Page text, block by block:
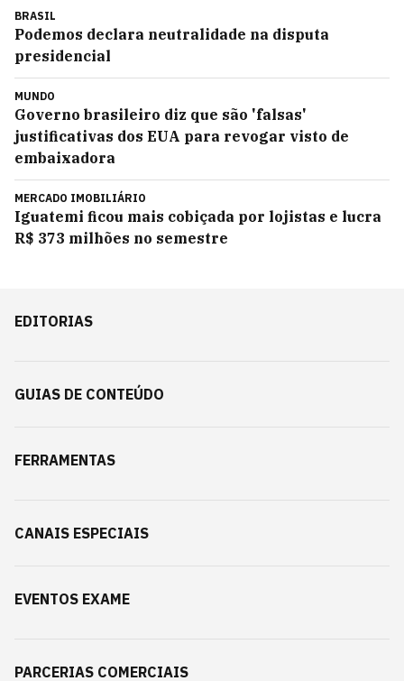
BRASIL
Podemos declara neutralidade na disputa
presidencial
MUNDO
Governo brasileiro diz que são 'falsas'
justificativas dos EUA para revogar visto de
embaixadora
MERCADO IMOBILIÁRIO
Iguatemi ficou mais cobiçada por lojistas e lucra
R$ 373 milhões no semestre
EDITORIAS
GUIAS DE CONTEÚDO
FERRAMENTAS
CANAIS ESPECIAIS
EVENTOS EXAME
PARCERIAS COMERCIAIS